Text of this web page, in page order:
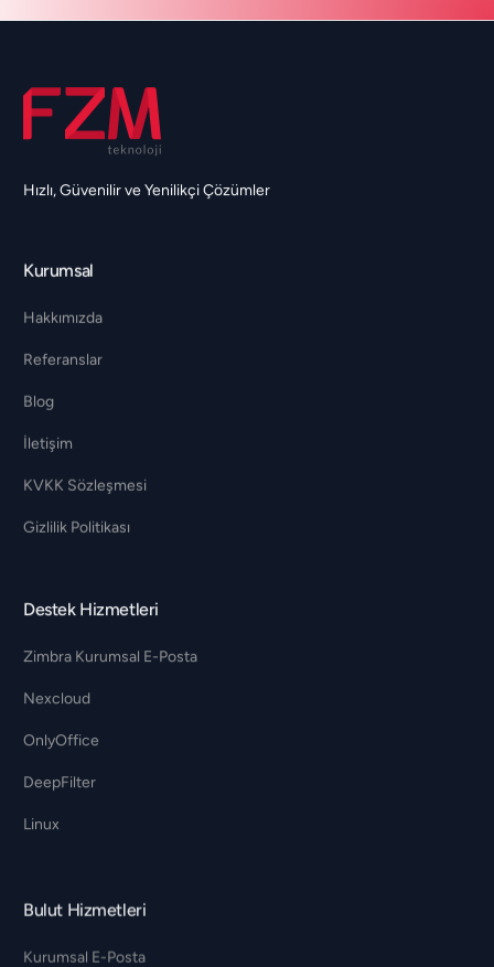
Hızlı, Güvenilir ve Yenilikçi Çözümler
Kurumsal
Hakkımızda
Referanslar
Blog
İletişim
KVKK Sözleşmesi
Gizlilik Politikası
Destek Hizmetleri
Zimbra Kurumsal E-Posta
Nexcloud
OnlyOffice
DeepFilter
Linux
Bulut Hizmetleri
Kurumsal E-Posta